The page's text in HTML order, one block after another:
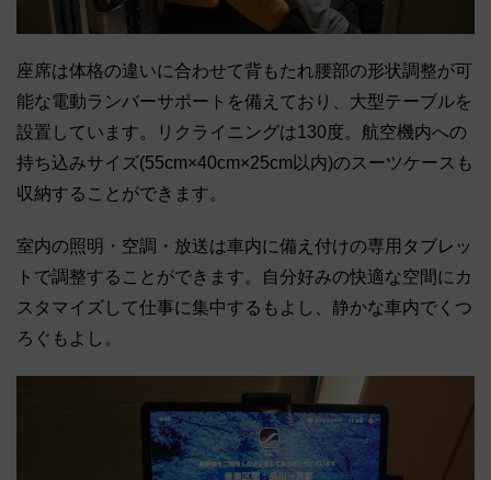
座席は体格の違いに合わせて背もたれ腰部の形状調整が可
能な電動ランバーサポートを備えており、大型テーブルを
設置しています。リクライニングは130度。航空機内への
持ち込みサイズ(55cm×40cm×25cm以内)のスーツケースも
収納することができます。
室内の照明・空調・放送は車内に備え付けの専用タブレッ
トで調整することができます。自分好みの快適な空間にカ
スタマイズして仕事に集中するもよし、静かな車内でくつ
ろぐもよし。